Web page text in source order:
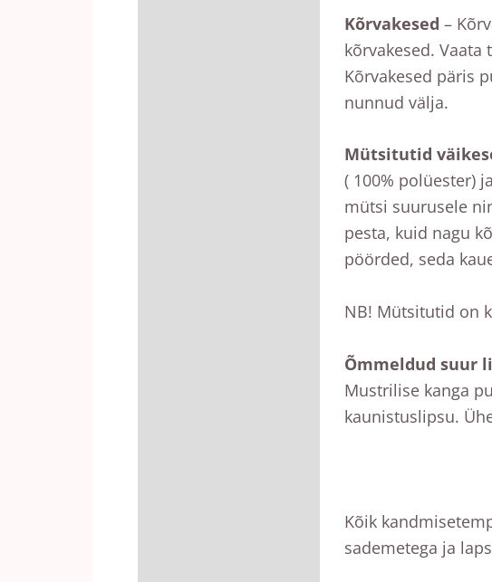
Kõrvakesed –
kõrvakesed.
Kõrvakesed päris
nunnud välja.
Mütsitutid
( 100% polüester)
mütsi suurusele
pesta, kuid nagu
pöörded, seda
NB! Mütsitutid on
Õmmeldud suur
Mustrilise kanga
kaunistuslipsu.
Kõik
sademetega ja